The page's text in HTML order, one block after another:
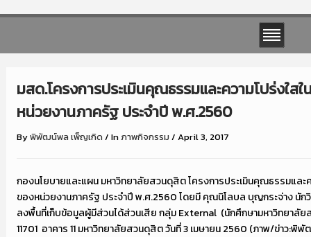
มสด.โครงการประเมินคุณธรรมและความโปร่งใส
หน่วยงานภาครัฐ ประจำปี พ.ศ.2560
Byพิพัฒน์พล เพ็ญเกิด / Inภาพกิจกรรม / April 3, 2017
กองนโยบายและแผน มหาวิทยาลัยสวนดุสิต โครงการประเมินคุณธรรมและค
ของหน่วยงานภาครัฐ ประจำปี พ.ศ.2560 โดยมี คุณนิโลบล บุญกระจ่าง นัก
ลงพื้นที่เก็บข้อมูลผู้มีส่วนได้ส่วนเสีย กลุ่ม External (นักศึกษามหาวิทยาลั
11701 อาคาร 11 มหาวิทยาลัยสวนดุสิต วันที่ 3 เมษายน 2560 (ภาพ/ข่าว: